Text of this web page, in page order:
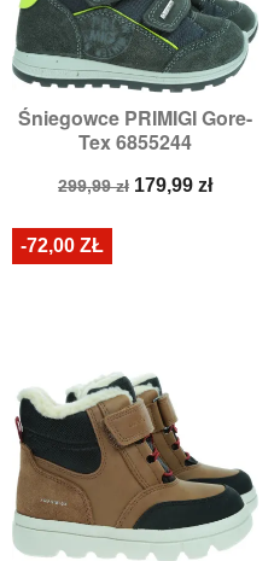
Śniegowce PRIMIGI Gore-
Tex 6855244
Cena
299,99 zł Cena
179,99 zł
-72,00 ZŁ